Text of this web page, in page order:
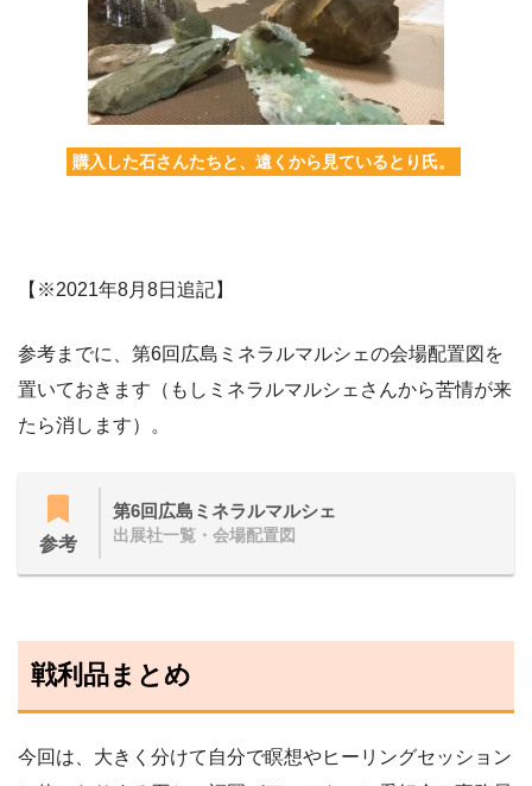
購入した石さんたちと、遠くから見ているとり氏。
【※2021年8月8日追記】
参考までに、第6回広島ミネラルマルシェの会場配置図を
置いておきます（もしミネラルマルシェさんから苦情が来
たら消します）。
参考
第6回広島ミネラルマルシェ
出展社一覧・会場配置図
戦利品まとめ
今回は、大きく分けて自分で瞑想やヒーリングセッション